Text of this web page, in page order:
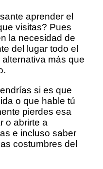
aprender el
visitas? Pues
la necesidad de
del lugar todo el
más que
si es que
o que hable tú
pierdes esa
o abrirte a
e incluso saber
costumbres del